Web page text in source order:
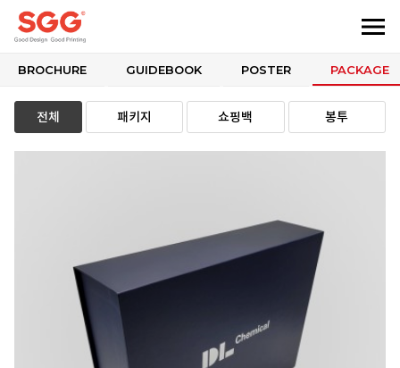
BROCHURE GUIDEBOOK POSTER PACKAGE
전체 패키지 쇼핑백 봉투